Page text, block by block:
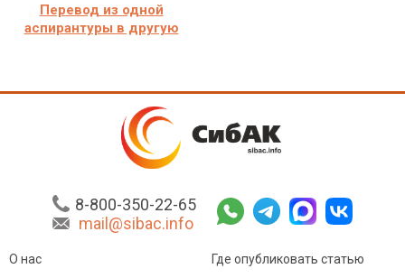
Перевод из одной
аспирантуры в другую
8-800-350-22-65
mail@sibac.info
О нас
Где опубликовать статью